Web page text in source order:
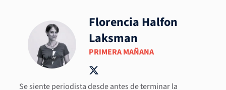
Florencia Halfon
Laksman
PRIMERA MAÑANA
Se siente periodista desde antes de terminar la